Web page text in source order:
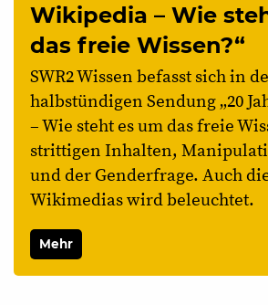
Wikipedia – Wie
das freie Wissen?“
SWR2 Wissen befasst sich in
halbstündigen Sendung „20
– Wie steht es um das freie
strittigen Inhalten,
und der Genderfrage. Auch
Wikimedias wird beleuchtet.
Mehr